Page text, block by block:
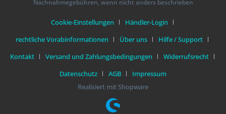
Nachnahmegebühren, wenn nicht anders beschrieben
Cookie-Einstellungen
Händler-Login
rechtliche Vorabinformationen
Über uns
Hilfe / Support
Kontakt
Versand und Zahlungsbedingungen
Widerrufsrecht
Datenschutz
AGB
Impressum
Realisiert mit Shopware